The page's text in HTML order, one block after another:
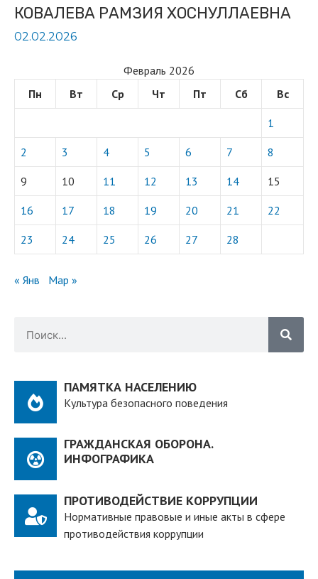
КОВАЛЕВА РАМЗИЯ ХОСНУЛЛАЕВНА
02.02.2026
Февраль 2026
Пн
Вт Ср Чт Пт Сб Вс
1
2 3 4 5 6 7 8
9 10 11 12 13 14 15
16 17 18 19 20 21 22
23 24 25 26 27 28
« Янв Мар »
ПАМЯТКА НАСЕЛЕНИЮ
Культура безопасного поведения
ГРАЖДАНСКАЯ ОБОРОНА.
ИНФОГРАФИКА
ПРОТИВОДЕЙСТВИЕ КОРРУПЦИИ
Нормативные правовые и иные акты в сфере
противодействия коррупции